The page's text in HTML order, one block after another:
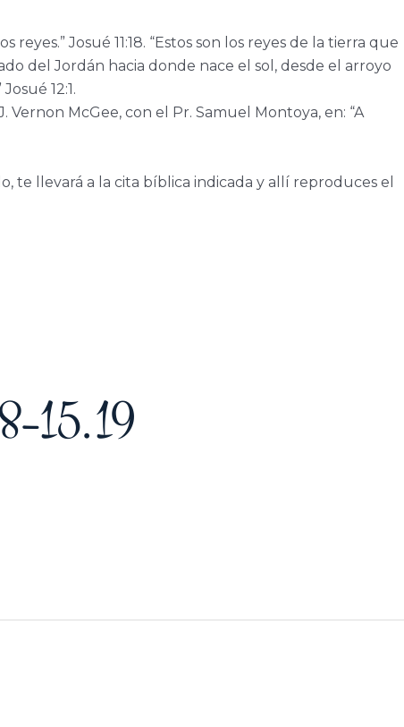
Josué 11:18. “Estos son los reyes de la tierra que
del Jordán hacia donde nace el sol, desde el arroyo
12:1.
McGee, con el Pr. Samuel Montoya, en: “A
te llevará a la cita bíblica indicada y allí reproduces el